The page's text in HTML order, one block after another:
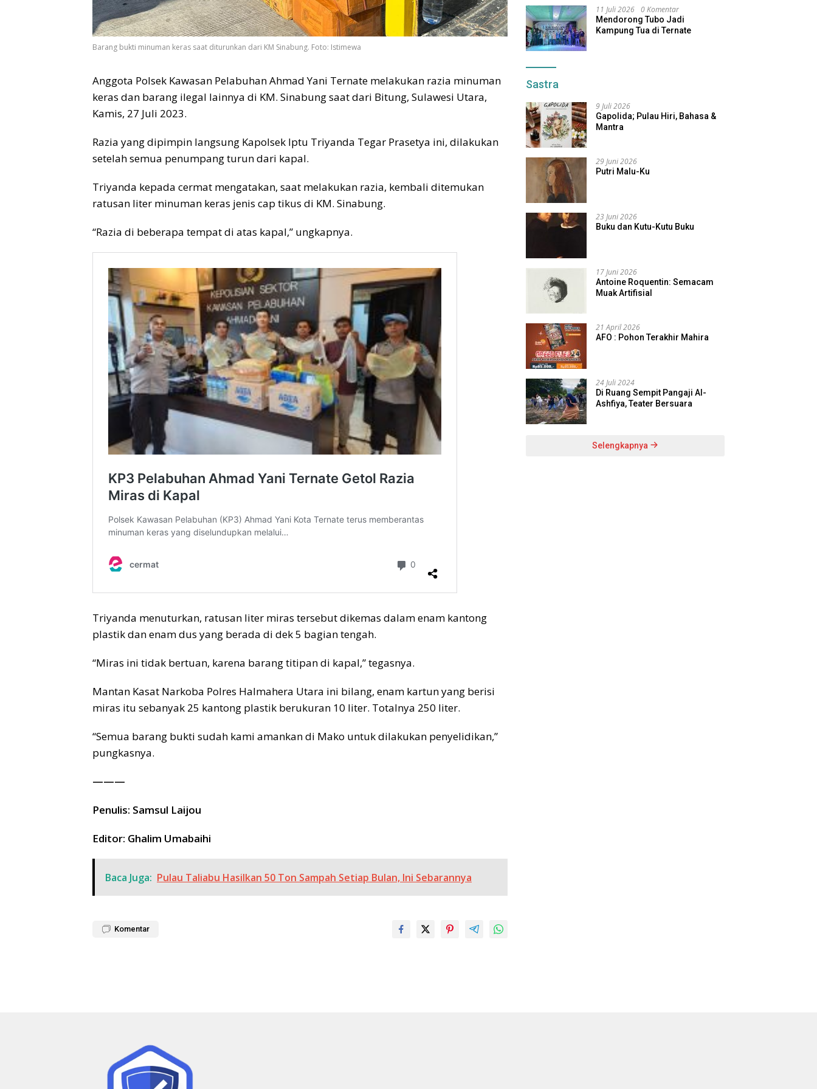
Barang bukti minuman keras saat diturunkan dari KM Sinabung. Foto: Istimewa
Anggota Polsek Kawasan Pelabuhan Ahmad Yani Ternate melakukan razia minuman
keras dan barang ilegal lainnya di KM. Sinabung saat dari Bitung, Sulawesi Utara,
Kamis, 27 Juli 2023.
Razia yang dipimpin langsung Kapolsek Iptu Triyanda Tegar Prasetya ini, dilakukan
setelah semua penumpang turun dari kapal.
Triyanda kepada cermat mengatakan, saat melakukan razia, kembali ditemukan
ratusan liter minuman keras jenis cap tikus di KM. Sinabung.
“Razia di beberapa tempat di atas kapal,” ungkapnya.
Triyanda menuturkan, ratusan liter miras tersebut dikemas dalam enam kantong
plastik dan enam dus yang berada di dek 5 bagian tengah.
“Miras ini tidak bertuan, karena barang titipan di kapal,” tegasnya.
Mantan Kasat Narkoba Polres Halmahera Utara ini bilang, enam kartun yang berisi
miras itu sebanyak 25 kantong plastik berukuran 10 liter. Totalnya 250 liter.
“Semua barang bukti sudah kami amankan di Mako untuk dilakukan penyelidikan,”
pungkasnya.
———
Penulis: Samsul Laijou
Editor: Ghalim Umabaihi
Baca Juga: Pulau Taliabu Hasilkan 50 Ton Sampah Setiap Bulan, Ini Sebarannya
Komentar
11 Juli 2026 0 Komentar
Mendorong Tubo Jadi
Kampung Tua di Ternate
Sastra
9 Juli 2026
Gapolida; Pulau Hiri, Bahasa &
Mantra
29 Juni 2026
Putri Malu-Ku
23 Juni 2026
Buku dan Kutu-Kutu Buku
17 Juni 2026
Antoine Roquentin: Semacam
Muak Artifisial
21 April 2026
AFO : Pohon Terakhir Mahira
24 Juli 2024
Di Ruang Sempit Pangaji Al-
Ashfiya, Teater Bersuara
Selengkapnya